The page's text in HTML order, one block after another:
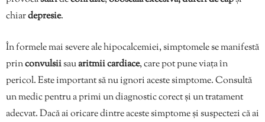
chiardepresie.
În formele mai severe ale hipocalcemiei, simptomele se manifestă
princonvulsiisauaritmii cardiace, care pot pune viața în
pericol. Este important să nu ignori aceste simptome. Consultă
un medic pentru a primi un diagnostic corect și un tratament
adecvat. Dacă ai oricare dintre aceste simptome și suspectezi că ai